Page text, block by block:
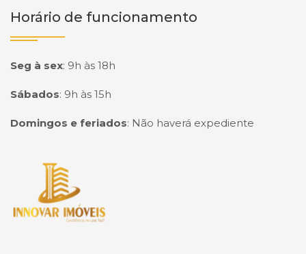
Horário de funcionamento
Seg à sex: 9h às 18h
Sábados: 9h às 15h
Domingos e feriados: Não haverá expediente
Página inicial